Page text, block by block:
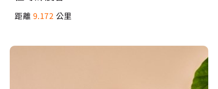
距離 9.172 公里